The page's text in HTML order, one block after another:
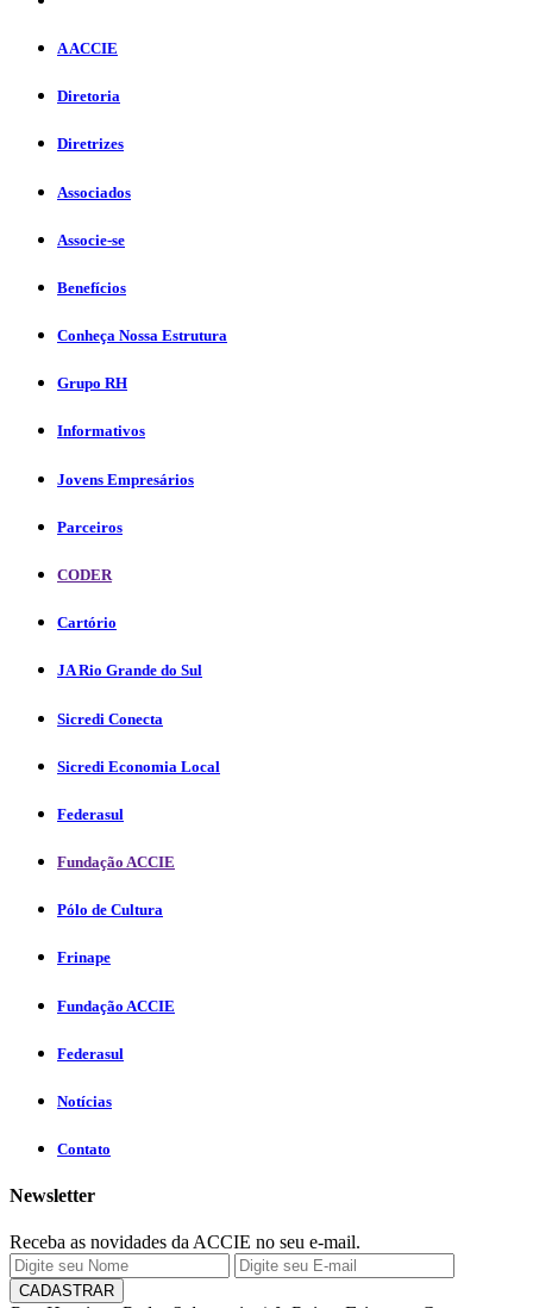
A ACCIE
Diretoria
Diretrizes
Associados
Associe-se
Benefícios
Conheça Nossa Estrutura
Grupo RH
Informativos
Jovens Empresários
Parceiros
CODER
Cartório
JA Rio Grande do Sul
Sicredi Conecta
Sicredi Economia Local
Federasul
Fundação ACCIE
Pólo de Cultura
Frinape
Fundação ACCIE
Federasul
Notícias
Contato
Newsletter
Receba as novidades da ACCIE no seu e-mail.